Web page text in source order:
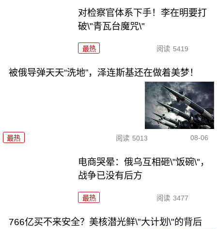
对检察官体系下手！李在明要打
破\"青瓦台魔咒\"
最热 阅读 5419
被俄导弹天天“洗地”，泽连斯基还在做着美梦！
最热 阅读 5013 08-06
电商哭晕：俄乌互相砸\"饭碗\"，
战争已没有后方
最热 阅读 3477
766亿买不来安全？美核潜光鲜\"大计划\"的背后